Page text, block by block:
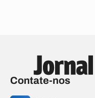
Contate-nos